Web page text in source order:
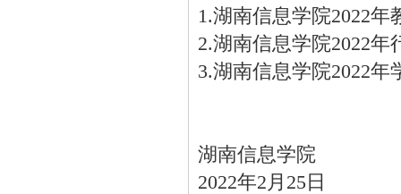
1.湖南信息学院2022年
2.湖南信息学院2022年
3.湖南信息学院2022年
湖南信息学院
2022年2月25日